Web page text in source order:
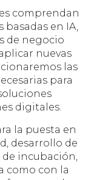
comprendan
en IA,
de negocio
nuevas
las
para
digitales.
la puesta en
desarrollo de
incubación,
como con la